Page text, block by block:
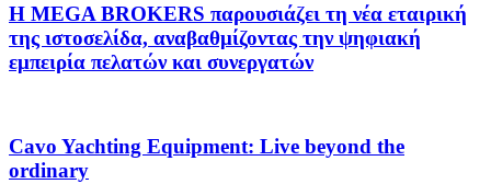
Η MEGA BROKERS παρουσιάζει τη νέα εταιρική
της ιστοσελίδα, αναβαθμίζοντας την ψηφιακή
εμπειρία πελατών και συνεργατών
Cavo Yachting Equipment: Live beyond the
ordinary